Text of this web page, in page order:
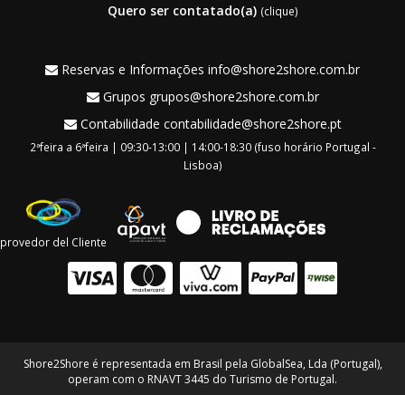
Quero ser contatado(a) (clique)
Reservas e Informações info@shore2shore.com.br
Grupos grupos@shore2shore.com.br
Contabilidade contabilidade@shore2shore.pt
2ªfeira a 6ªfeira | 09:30-13:00 | 14:00-18:30 (fuso horário Portugal -
Lisboa)
provedor del Cliente
Shore2Shore é representada em Brasil pela GlobalSea, Lda (Portugal),
operam com o RNAVT 3445 do Turismo de Portugal.